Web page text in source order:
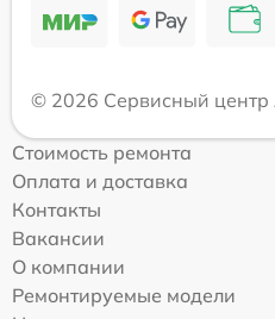
© 2026 Сервисный центр
Стоимость ремонта
Оплата и доставка
Контакты
Вакансии
О компании
Ремонтируемые модели